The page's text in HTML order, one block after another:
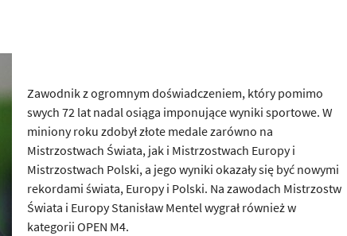
Zawodnik z ogromnym doświadczeniem, który pomimo
swych 72 lat nadal osiąga imponujące wyniki sportowe. W
miniony roku zdobył złote medale zarówno na
Mistrzostwach Świata, jak i Mistrzostwach Europy i
Mistrzostwach Polski, a jego wyniki okazały się być nowymi
rekordami świata, Europy i Polski. Na zawodach Mistrzostw
Świata i Europy Stanisław Mentel wygrał również w
kategorii OPEN M4.